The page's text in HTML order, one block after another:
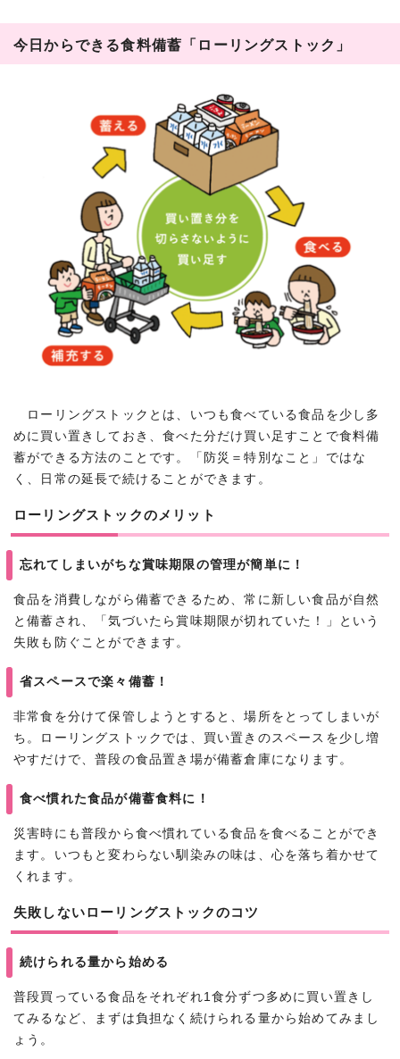
今日からできる食料備蓄「ローリングストック」
ローリングストックとは、いつも食べている食品を少し多
めに買い置きしておき、食べた分だけ買い足すことで食料備
蓄ができる方法のことです。「防災＝特別なこと」ではな
く、日常の延長で続けることができます。
ローリングストックのメリット
忘れてしまいがちな賞味期限の管理が簡単に！
食品を消費しながら備蓄できるため、常に新しい食品が自然
と備蓄され、「気づいたら賞味期限が切れていた！」という
失敗も防ぐことができます。
省スペースで楽々備蓄！
非常食を分けて保管しようとすると、場所をとってしまいが
ち。ローリングストックでは、買い置きのスペースを少し増
やすだけで、普段の食品置き場が備蓄倉庫になります。
食べ慣れた食品が備蓄食料に！
災害時にも普段から食べ慣れている食品を食べることができ
ます。いつもと変わらない馴染みの味は、心を落ち着かせて
くれます。
失敗しないローリングストックのコツ
続けられる量から始める
普段買っている食品をそれぞれ1食分ずつ多めに買い置きし
てみるなど、まずは負担なく続けられる量から始めてみまし
ょう。